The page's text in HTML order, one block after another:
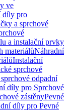
ve
díly pro
a sprchové
a instalační prvky
materiálůNáhradní
Instalační
sprchové
odpadní
díly pro Sprchové
zástěnyPevné
díly pro Pevné